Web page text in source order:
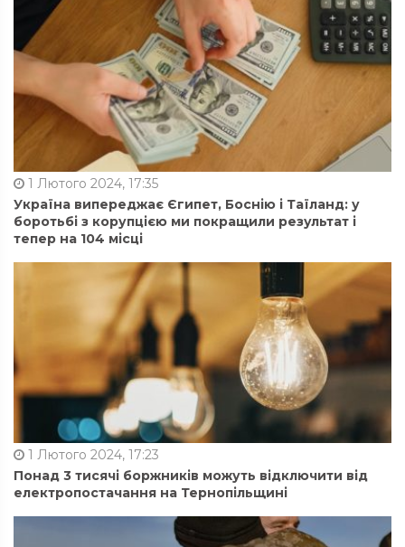
1 Лютого 2024, 17:35
Україна випереджає Єгипет, Боснію і Таїланд: у
боротьбі з корупцією ми покращили результат і
тепер на 104 місці
1 Лютого 2024, 17:23
Понад 3 тисячі боржників можуть відключити від
електропостачання на Тернопільщині